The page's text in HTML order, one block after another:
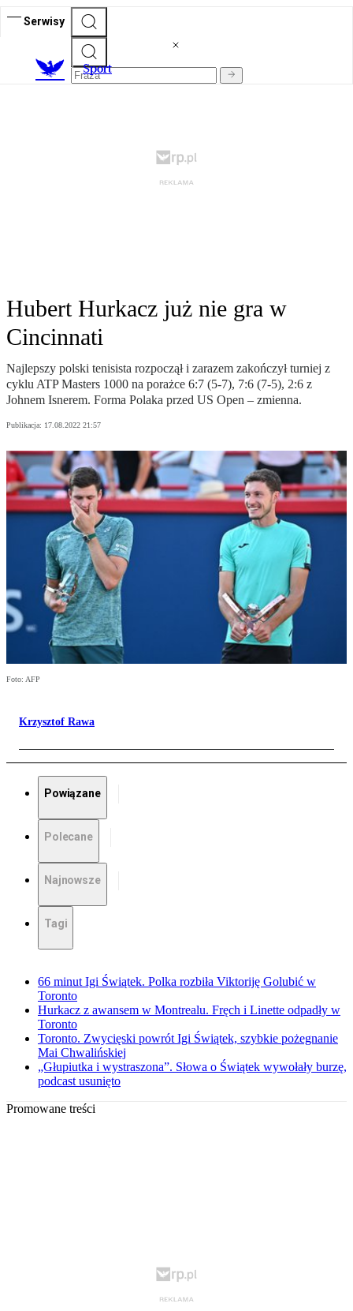
Serwisy
Sport
Hubert Hurkacz już nie gra w
Cincinnati
Najlepszy polski tenisista rozpoczął i zarazem zakończył turniej z
cyklu ATP Masters 1000 na porażce 6:7 (5-7), 7:6 (7-5), 2:6 z
Johnem Isnerem. Forma Polaka przed US Open – zmienna.
Publikacja: 17.08.2022 21:57
Foto: AFP
Krzysztof Rawa
Powiązane
Polecane
Najnowsze
Tagi
66 minut Igi Świątek. Polka rozbiła Viktoriję Golubić w
Toronto
Hurkacz z awansem w Montrealu. Fręch i Linette odpadły w
Toronto
Toronto. Zwycięski powrót Igi Świątek, szybkie pożegnanie
Mai Chwalińskiej
„Głupiutka i wystraszona”. Słowa o Świątek wywołały burzę,
podcast usunięto
Promowane treści